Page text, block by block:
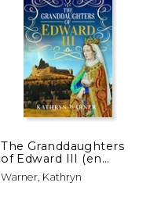
15%
dcto.
The Granddaughters
of Edward III (en
Inglés)
Warner, Kathryn